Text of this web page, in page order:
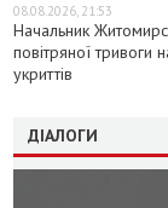
08.08.2026, 21:53
Начальник
повітряної
укриттів
ДІАЛОГИ